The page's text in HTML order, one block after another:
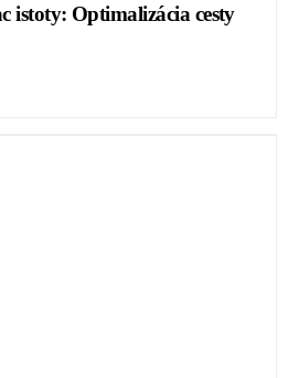
istoty: Optimalizácia cesty